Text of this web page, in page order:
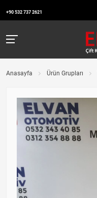
+90 532 737 2621
Anasayfa Ürün Grupları